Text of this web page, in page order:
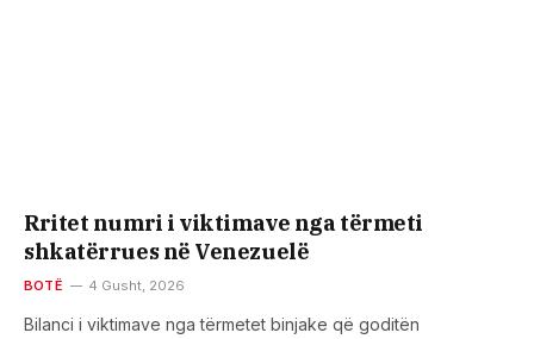
Rritet numri i viktimave nga tërmeti
shkatërrues në Venezuelë
BOTË 4 Gusht, 2026
Bilanci i viktimave nga tërmetet binjake që goditën